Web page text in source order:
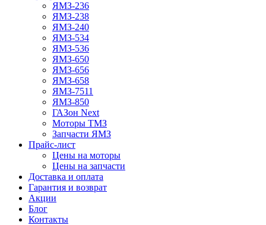
ЯМЗ-236
ЯМЗ-238
ЯМЗ-240
ЯМЗ-534
ЯМЗ-536
ЯМЗ-650
ЯМЗ-656
ЯМЗ-658
ЯМЗ-7511
ЯМЗ-850
ГАЗон Next
Моторы ТМЗ
Запчасти ЯМЗ
Прайс-лист
Цены на моторы
Цены на запчасти
Доставка и оплата
Гарантия и возврат
Акции
Блог
Контакты